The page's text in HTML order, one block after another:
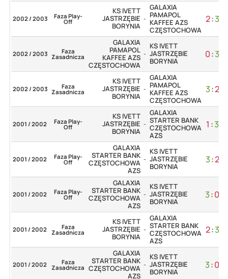
2002 / 2003 Faza Play-
Off
KS IVETT
JASTRZĘBIE
BORYNIA
-
GALAXIA
PAMAPOL
KAFFEE AZS
CZĘSTOCHOWA
2:3
2002 / 2003 Faza
Zasadnicza
GALAXIA
PAMAPOL
KAFFEE AZS
CZĘSTOCHOWA
-
KS IVETT
JASTRZĘBIE
BORYNIA
0:3
2002 / 2003 Faza
Zasadnicza
KS IVETT
JASTRZĘBIE
BORYNIA
-
GALAXIA
PAMAPOL
KAFFEE AZS
CZĘSTOCHOWA
3:2
2001 / 2002 Faza Play-
Off
KS IVETT
JASTRZĘBIE
BORYNIA
-
GALAXIA
STARTER BANK
CZĘSTOCHOWA
AZS
1 :3
2001 / 2002 Faza Play-
Off
GALAXIA
STARTER BANK
CZĘSTOCHOWA
AZS
-
KS IVETT
JASTRZĘBIE
BORYNIA
3:2
2001 / 2002 Faza Play-
Off
GALAXIA
STARTER BANK
CZĘSTOCHOWA
AZS
-
KS IVETT
JASTRZĘBIE
BORYNIA
3:0
2001 / 2002 Faza
Zasadnicza
KS IVETT
JASTRZĘBIE
BORYNIA
-
GALAXIA
STARTER BANK
CZĘSTOCHOWA
AZS
2:3
2001 / 2002 Faza
Zasadnicza
GALAXIA
STARTER BANK
CZĘSTOCHOWA
AZS
-
KS IVETT
JASTRZĘBIE
BORYNIA
3:0